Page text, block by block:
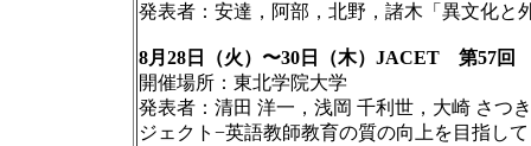
発表者：安達，阿部，北野，諸木「異文化と
8月28日（火）〜30日（木）JACET 第57回
開催場所：東北学院大学
発表者：清田 洋一，浅岡 千利世，大崎 さつ
ジェクト−英語教師教育の質の向上を目指して